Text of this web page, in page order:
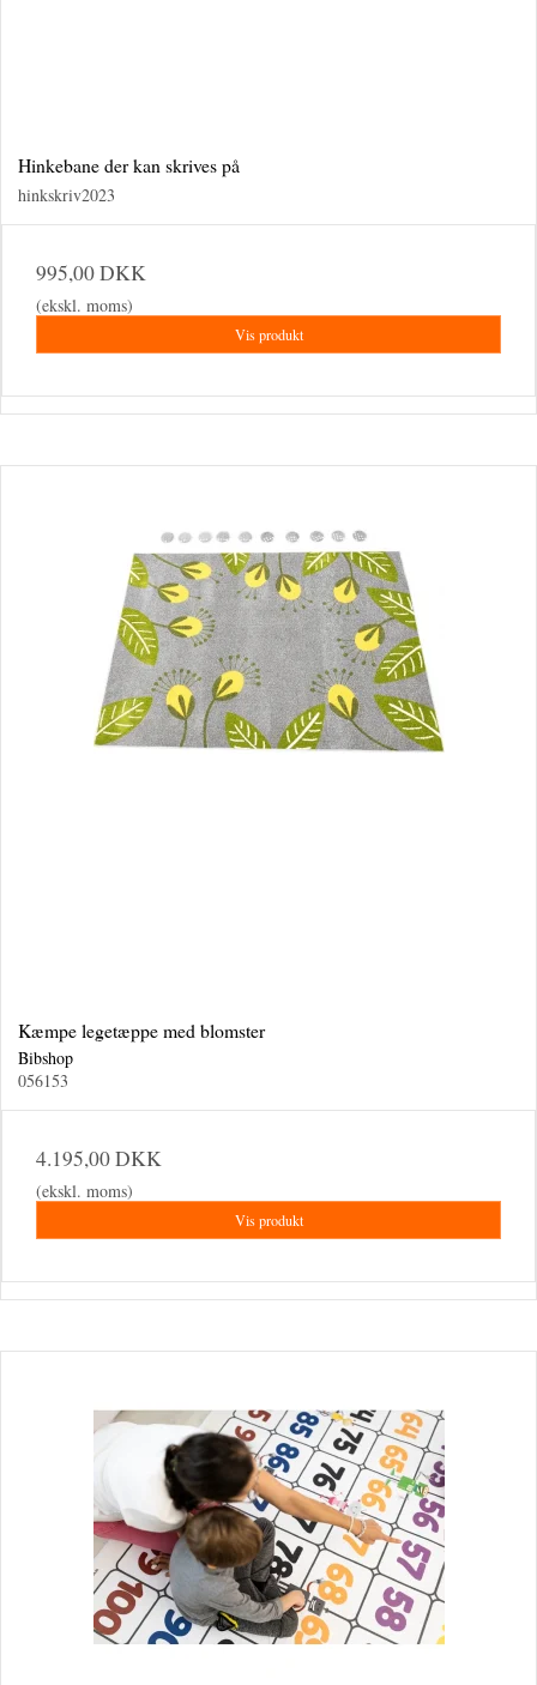
Hinkebane der kan skrives på
hinkskriv2023
995,00 DKK
(ekskl. moms)
Vis produkt
Kæmpe legetæppe med blomster
Bibshop
056153
4.195,00 DKK
(ekskl. moms)
Vis produkt